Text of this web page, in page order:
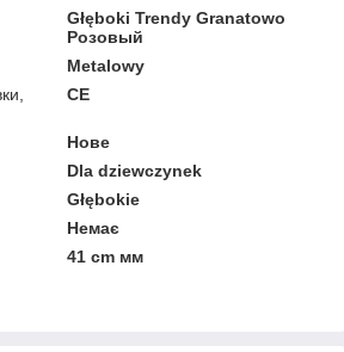
Głęboki Trendy Granatowo
Розовый
Metalowy
CE
Нове
Dla dziewczynek
Głębokie
Немає
41 cm мм